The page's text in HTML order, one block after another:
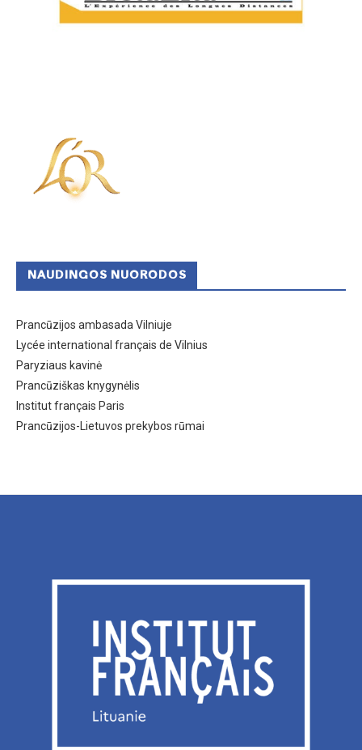
NAUDINGOS NUORODOS
Prancūzijos ambasada Vilniuje
Lycée international français de Vilnius
Paryziaus kavinė
Prancūziškas knygynėlis
Institut français Paris
Prancūzijos-Lietuvos prekybos rūmai